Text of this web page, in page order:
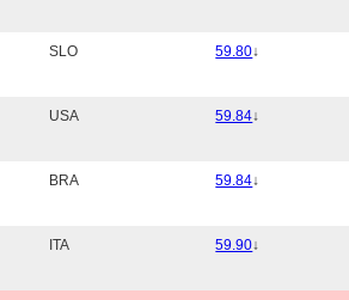
SLO 59.80↓
USA 59.84↓
BRA 59.84↓
ITA 59.90↓